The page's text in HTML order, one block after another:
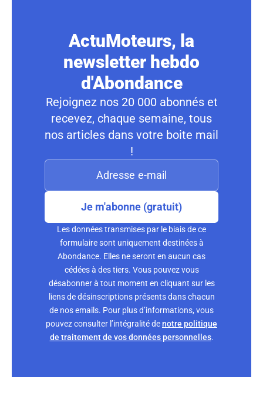
ActuMoteurs, la
newsletter hebdo
d'Abondance
Rejoignez nos 20 000 abonnés et
recevez, chaque semaine, tous
nos articles dans votre boite mail
!
Je m'abonne (gratuit)
Les données transmises par le biais de ce
formulaire sont uniquement destinées à
Abondance. Elles ne seront en aucun cas
cédées à des tiers. Vous pouvez vous
désabonner à tout moment en cliquant sur les
liens de désinscriptions présents dans chacun
de nos emails. Pour plus d’informations, vous
pouvez consulter l’intégralité denotre politique
de traitement de vos données personnelles.